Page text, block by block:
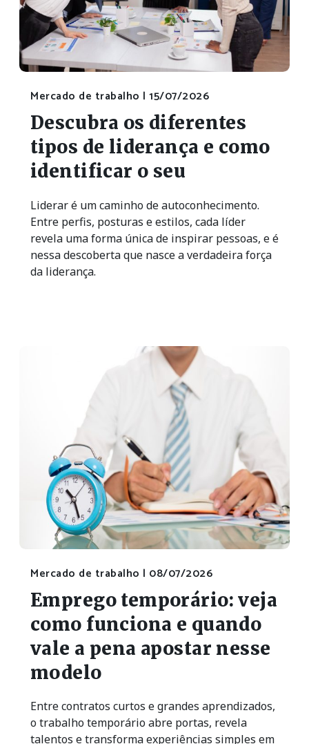
Mercado de trabalho | 15/07/2026
Descubra os diferentes
tipos de liderança e como
identificar o seu
Liderar é um caminho de autoconhecimento.
Entre perfis, posturas e estilos, cada líder
revela uma forma única de inspirar pessoas, e é
nessa descoberta que nasce a verdadeira força
da liderança.
Mercado de trabalho | 08/07/2026
Emprego temporário: veja
como funciona e quando
vale a pena apostar nesse
modelo
Entre contratos curtos e grandes aprendizados,
o trabalho temporário abre portas, revela
talentos e transforma experiências simples em